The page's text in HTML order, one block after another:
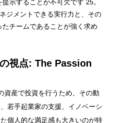
示することが不可欠です 25。
ジメントできる実行力と、その
チームであることが強く求め
視点: The Passion
資産で投資を行うため、その動
若手起業家の支援、イノベーシ
個人的な満足感も大きいのが特